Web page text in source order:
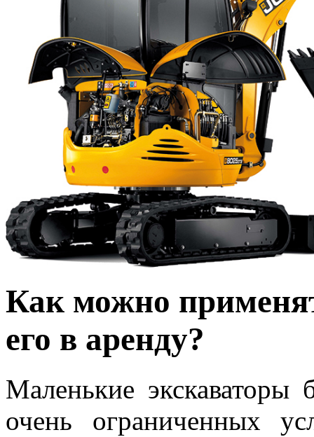
Как можно
его в аренду?
Маленькие
очень ограниченных